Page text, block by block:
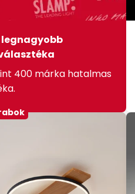
legnagyobb
400 márka hatalmas